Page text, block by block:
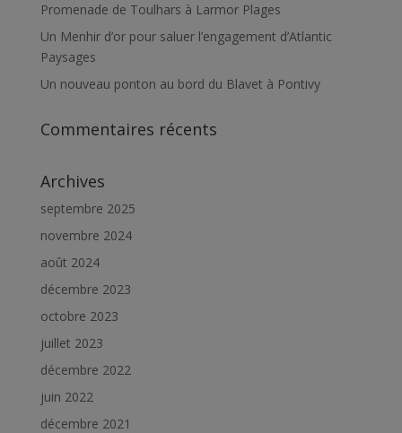
Promenade de Toulhars à Larmor Plages
Un Menhir d’or pour saluer l’engagement d’Atlantic
Paysages
Un nouveau ponton au bord du Blavet à Pontivy
Commentaires récents
Archives
septembre 2025
novembre 2024
août 2024
décembre 2023
octobre 2023
juillet 2023
décembre 2022
juin 2022
décembre 2021